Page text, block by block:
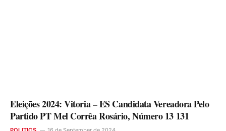
Eleições 2024: Vitoria – ES Candidata Vereadora Pelo
Partido PT Mel Corrêa Rosário, Número 13 131